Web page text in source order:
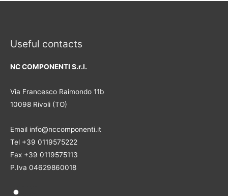
Useful contacts
NC COMPONENTI S.r.l.
Via Francesco Raimondo 11b
10098 Rivoli (TO)
Email info@nccomponenti.it
Tel +39 0119575222
Fax +39 0119575113
P.Iva 04629860018